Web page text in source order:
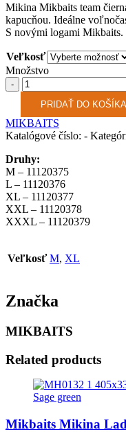
Mikina Mikbaits team
kapucňou. Ideálne
S novými logami Mikbaits.
Veľkosť
Množstvo
Množstvo
PRIDAŤ DO KOŠÍKA
MIKBAITS
Katalógové číslo: -
Druhy:
M – 11120375
L – 11120376
XL – 11120377
XXL – 11120378
XXXL – 11120379
Veľkosť M, XL
Značka
MIKBAITS
Related products
Mikbaits Mikina